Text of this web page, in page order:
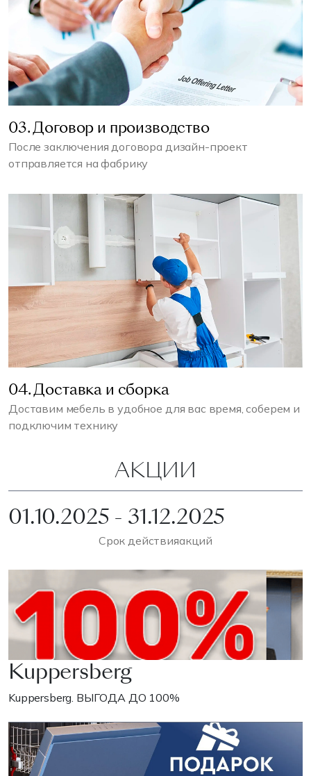
03. Договор и производство
После заключения договора дизайн-проект
отправляется на фабрику
04. Доставка и сборка
Доставим мебель в удобное для вас время, соберем и
подключим технику
АКЦИИ
01.10.2025 - 31.12.2025
Срок действияакций
Kuppersberg
Kuppersberg. ВЫГОДА ДО 100%